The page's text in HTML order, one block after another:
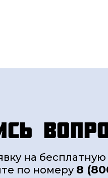
на
по номеру 8